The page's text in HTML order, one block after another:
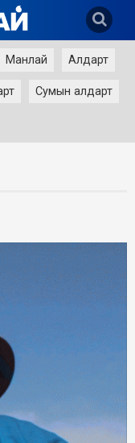
Манлай Алдарт
Сумын алдарт